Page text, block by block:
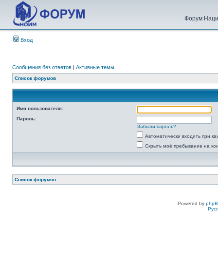
Форум
Вход
Сообщения без ответов | Активные темы
Список форумов
Имя пользователя:
Пароль:
Забыли пароль?
Автоматически входить при
Скрыть моё пребывание на
Список форумов
Powered by